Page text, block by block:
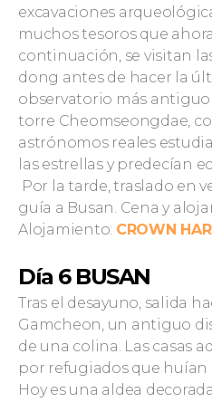
excavaciones
muchos tesoros que
continuación, se visitan
dong antes de hacer la
observatorio más
torre Cheomseongdae,
astrónomos reales
las estrellas y predecían
Por la tarde, traslado en
guía a Busan. Cena y
Alojamiento: CROWN
Día 6 BUSAN
Tras el desayuno, salida
Gamcheon, un antiguo
de una colina. Las casas
por refugiados que huían
Hoy es una aldea